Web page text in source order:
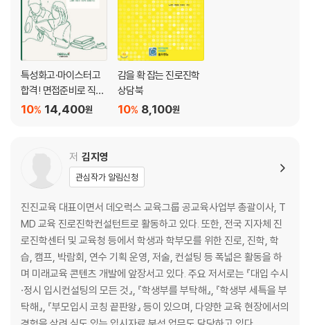
특성화고·마이스터고
합격! 면접준비로 직업
계고 진학14,400원
10%
감을 확 잡는 진로진학
상담북
8,100원
10%
저 김지영
관심작가 알림신청
진진교육 대표이면서 데오럭스 교육그룹 공교육사업부 총괄이사, T
MD 교육 진로진학컨설턴트로 활동하고 있다. 또한, 전국 지자체 진
로진학센터 및 교육청 등에서 학생과 학부모를 위한 진로, 진학, 학
습, 캠프, 박람회, 연수 기획 운영, 저술, 컨설팅 등 폭넓은 활동을 하
며 미래교육 콘텐츠 개발에 앞장서고 있다. 주요 저서로는 『대입 수시
·정시 입시컨설팅의 모든 것』, 『학생부를 부탁해』, 『학생부 세특을 부
탁해』, 『부모입시 코칭 끝판왕』 등이 있으며, 다양한 교육 현장에서의